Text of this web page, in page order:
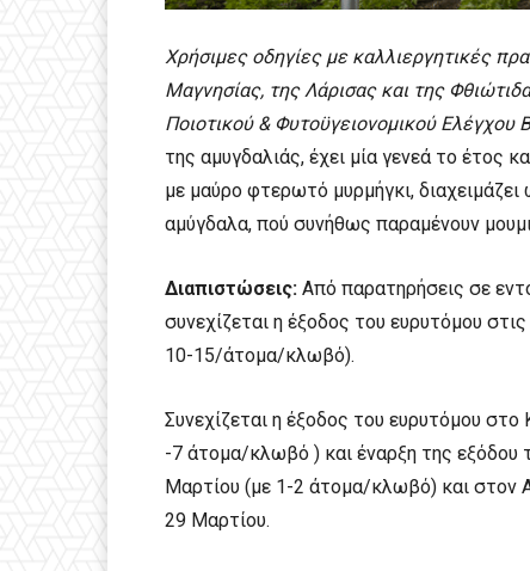
Χρήσιμες οδηγίες με καλλιεργητικές
Μαγνησίας, της Λάρισας και της
Ποιοτικού & Φυτοϋγειονομικού Ελέγχου
της αμυγδαλιάς, έχει μία γενεά το έτος
με μαύρο φτερωτό μυρμήγκι,
αμύγδαλα, πού συνήθως παραμένουν
Διαπιστώσεις: Από παρατηρήσεις σε
συνεχίζεται η έξοδος του ευρυτόμου
10-15/άτομα/κλωβό).
Συνεχίζεται η έξοδος του ευρυτόμου
-7 άτομα/κλωβό ) και έναρξη της εξόδου
Μαρτίου (με 1-2 άτομα/κλωβό) και
29 Μαρτίου.